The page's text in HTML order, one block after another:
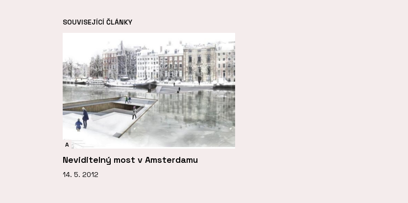
SOUVISEJÍCÍ ČLÁNKY
A
Neviditelný most v Amsterdamu
14. 5. 2012